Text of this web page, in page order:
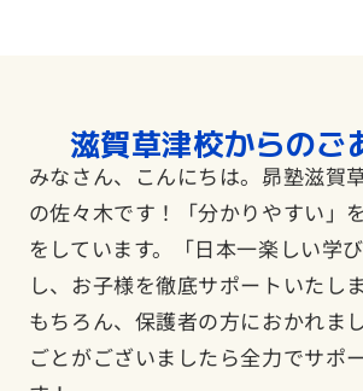
滋賀草津校からのご
みなさん、こんにちは。昴塾滋賀
の佐々木です！「分かりやすい」
をしています。「日本一楽しい学
し、お子様を徹底サポートいたし
もちろん、保護者の方におかれま
ごとがございましたら全力でサポ